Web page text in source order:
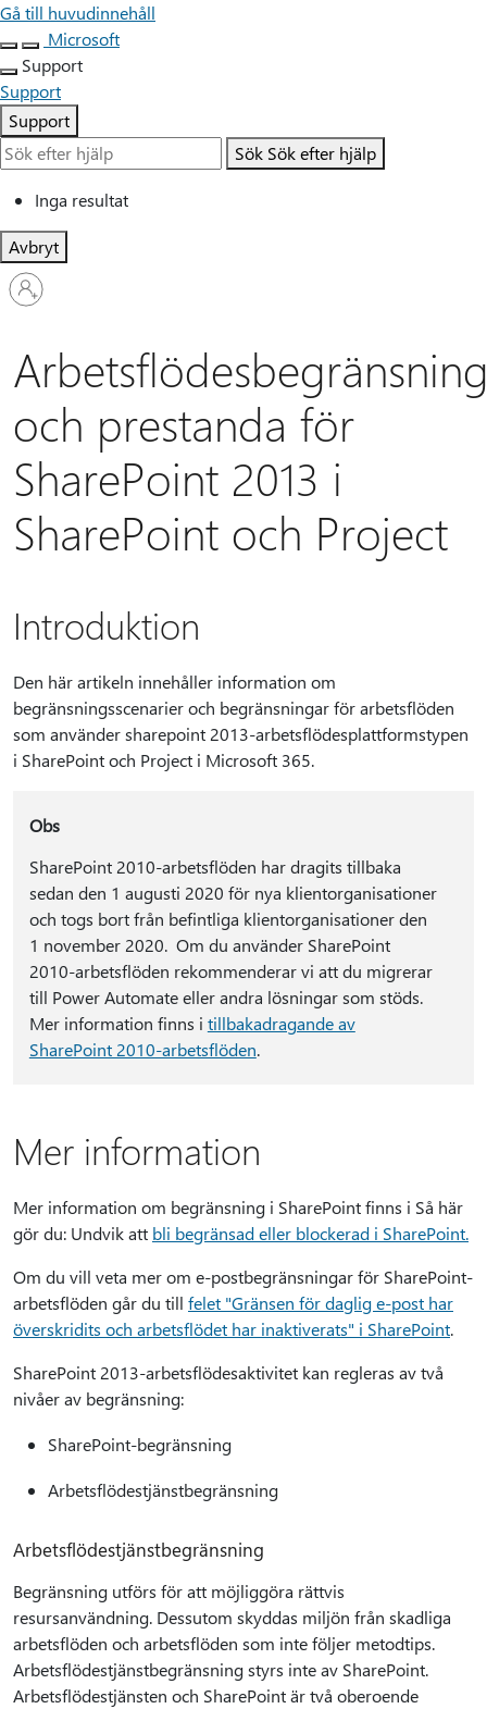
Gå till huvudinnehåll
Microsoft
Support
Support
Support
Sök Sök efter hjälp
Inga resultat
Avbryt
Logga
in
konto
och prestanda för
SharePoint 2013 i
SharePoint och Project
Introduktion
Den här artikeln innehåller information om
begränsningsscenarier och begränsningar för arbetsflöden
som använder sharepoint 2013-arbetsflödesplattformstypen
i SharePoint och Project i Microsoft 365.
Obs
SharePoint 2010-arbetsflöden har dragits tillbaka
sedan den 1 augusti 2020 för nya klientorganisationer
och togs bort från befintliga klientorganisationer den
1 november 2020. Om du använder SharePoint
2010-arbetsflöden rekommenderar vi att du migrerar
till Power Automate eller andra lösningar som stöds.
Mer information finns i tillbakadragande av
SharePoint 2010-arbetsflöden.
Mer information
Mer information om begränsning i SharePoint finns i Så här
gör du: Undvik att bli begränsad eller blockerad i SharePoint.
Om du vill veta mer om e-postbegränsningar för SharePoint-
arbetsflöden går du till felet "Gränsen för daglig e-post har
överskridits och arbetsflödet har inaktiverats" i SharePoint.
SharePoint 2013-arbetsflödesaktivitet kan regleras av två
nivåer av begränsning:
SharePoint-begränsning
Arbetsflödestjänstbegränsning
Arbetsflödestjänstbegränsning
Begränsning utförs för att möjliggöra rättvis
resursanvändning. Dessutom skyddas miljön från skadliga
arbetsflöden och arbetsflöden som inte följer metodtips.
Arbetsflödestjänstbegränsning styrs inte av SharePoint.
Arbetsflödestjänsten och SharePoint är två oberoende